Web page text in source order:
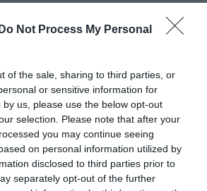
Do Not Process My Personal
of the sale, sharing to third parties, or
or sensitive information for
us, please use the below opt-out
selection. Please note that after your
you may continue seeing
on personal information utilized by
disclosed to third parties prior to
separately opt-out of the further
ΞΕΝΕΣ ΤΑΙΝΙΕΣ
e-mail σας τα τελευταία νέα για
Πολιτισμό!